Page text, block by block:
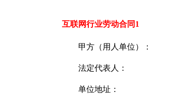
互联网行业劳动合同1
甲方（用人单位）：
法定代表人：
单位地址：